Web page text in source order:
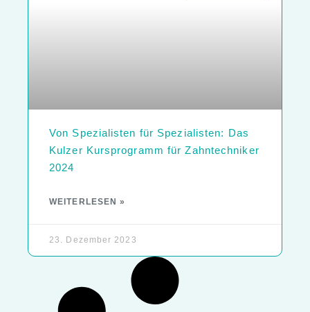
Von Spezialisten für Spezialisten: Das
Kulzer Kursprogramm für Zahntechniker
2024
WEITERLESEN »
23. Dezember 2023